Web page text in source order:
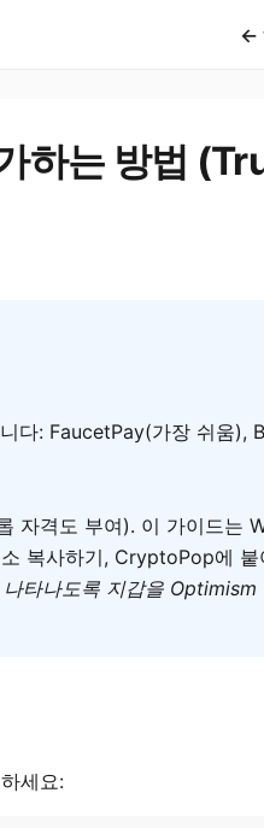
←
하는 방법
다: FaucetPay(가장 쉬움),
자격도 부여). 이 가이드는
복사하기, CryptoPop에 붙
타나도록 지갑을 Optimism
세요: